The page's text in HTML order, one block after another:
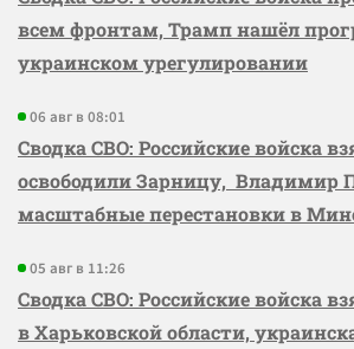
всем фронтам, Трамп нашёл
украинском урегулировании
06 авг в 08:01
Сводка СВО: Российские войска
освободили Зарницу, Владимир
масштабные перестановки в
05 авг в 11:26
Сводка СВО: Российские войска
в Харьковской области,